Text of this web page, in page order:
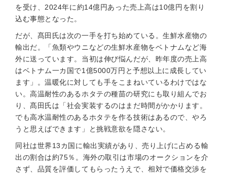
を受け、2024年に約14億円あった売上高は10億円を割り
込む事態となった。
だが、髙田氏は次の一手を打ち始めている。生鮮水産物の
輸出だ。「魚類やウニなどの生鮮水産物をベトナムなど海
外に送っています。当初は伸び悩んだが、昨年度の売上高
はベトナム一カ国で1億5000万円と予想以上に成長してい
ます」。温暖化に対しても手をこまねいているわけではな
い。高温耐性のあるホタテの種苗の研究にも取り組んでお
り、髙田氏は「社会実装するのはまだ時間がかかります。
でも高水温耐性のあるホタテを作る技術はあるので、やろ
うと思えばできます」と挑戦意欲を隠さない。
同社は世界13カ国に輸出実績があり、売り上げに占める輸
出の割合は約75％。海外の取引は市場のオークションを介
さず、品質を評価してもらったうえで、相対で価格交渉を